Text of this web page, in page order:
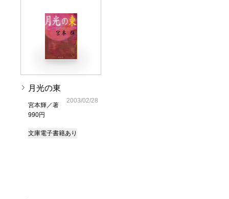
月光の東
宮本輝／著
990円
2003/02/28
文庫電子書籍あり